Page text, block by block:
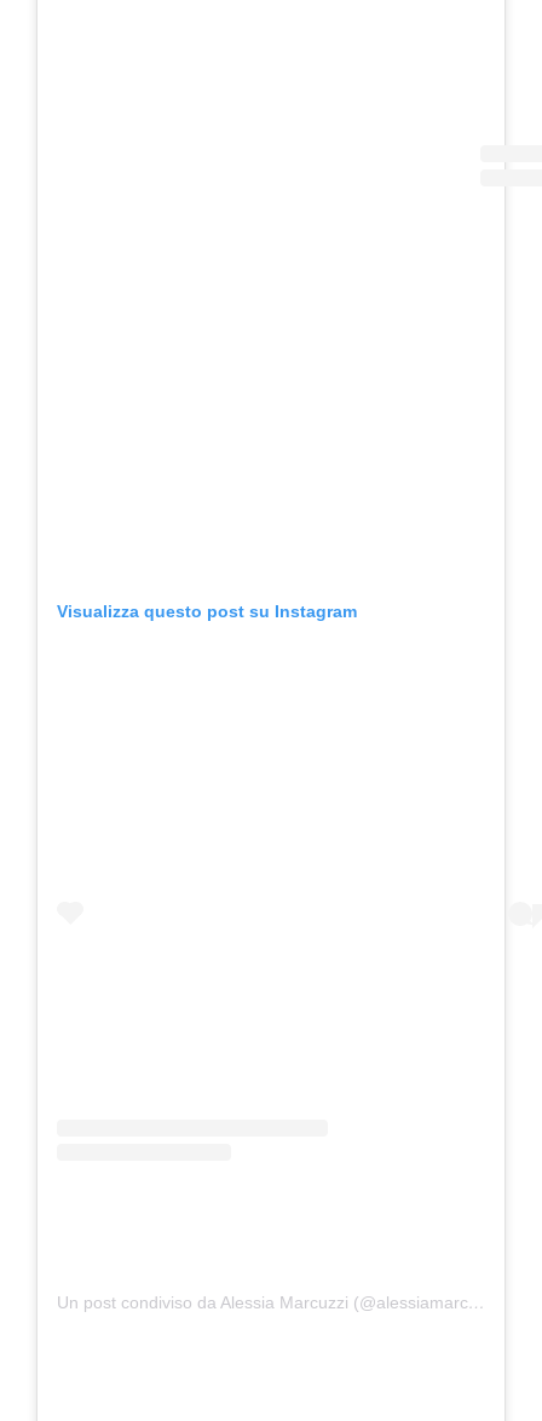
Visualizza questo post su Instagram
Un post condiviso da Alessia Marcuzzi (@alessiamarcuzzi)